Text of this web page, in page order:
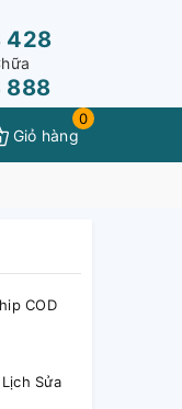
428
888
0
Giỏ hàng
COD
Sửa